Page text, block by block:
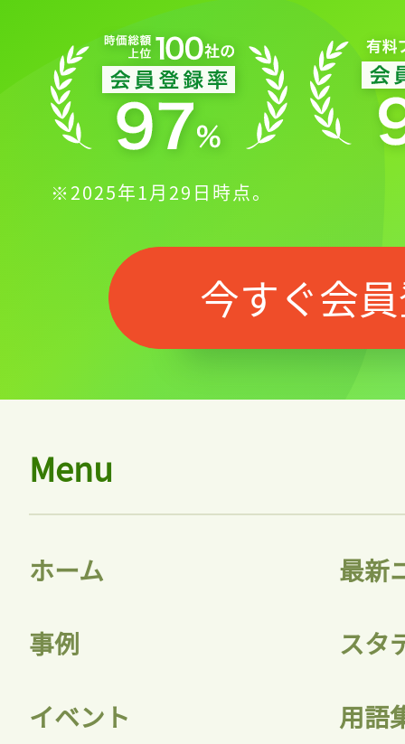
※2025年1月29日時点。
今すぐ会
Menu
ホーム 最新
事例 スタ
イベント 用語